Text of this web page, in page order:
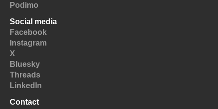
Podimo
Social media
Facebook
Instagram
X
Bluesky
Threads
LinkedIn
Contact